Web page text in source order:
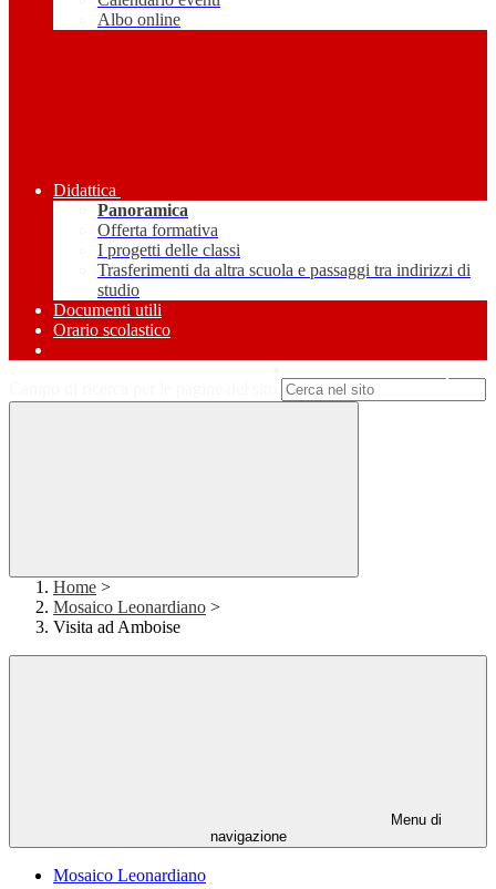
Albo online
Didattica
Panoramica
Offerta formativa
I progetti delle classi
Trasferimenti da altra scuola e passaggi tra indirizzi di
studio
Documenti utili
Orario scolastico
Home >
Mosaico Leonardiano >
Visita ad Amboise
Menu di
navigazione
Mosaico Leonardiano